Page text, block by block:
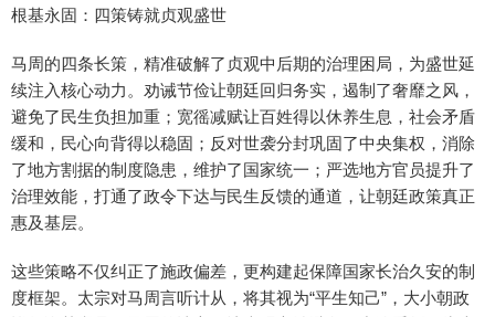
根基永固：四策铸就贞观盛世
马周的四条长策，精准破解了贞观中后期的治理困局，为盛世延
续注入核心动力。劝诫节俭让朝廷回归务实，遏制了奢靡之风，
避免了民生负担加重；宽徭减赋让百姓得以休养生息，社会矛盾
缓和，民心向背得以稳固；反对世袭分封巩固了中央集权，消除
了地方割据的制度隐患，维护了国家统一；严选地方官员提升了
治理效能，打通了政令下达与民生反馈的通道，让朝廷政策真正
惠及基层。
这些策略不仅纠正了施政偏差，更构建起保障国家长治久安的制
度框架。太宗对马周言听计从，将其视为“平生知己”，大小朝政